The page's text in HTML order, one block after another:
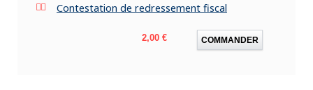
Contestation de redressement fiscal
Prix
2,00 € COMMANDER